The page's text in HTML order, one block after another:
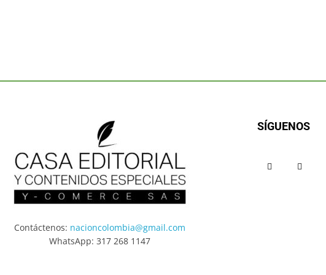
Contáctenos: nacioncolombia@gmail.com
WhatsApp: 317 268 1147
SÍGUENOS